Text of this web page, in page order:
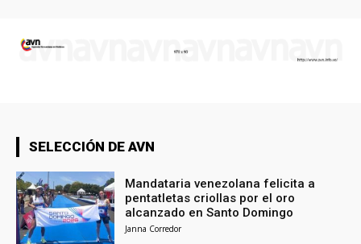
SELECCIÓN DE AVN
Mandataria venezolana felicita a
pentatletas criollas por el oro
alcanzado en Santo Domingo
Janna Corredor